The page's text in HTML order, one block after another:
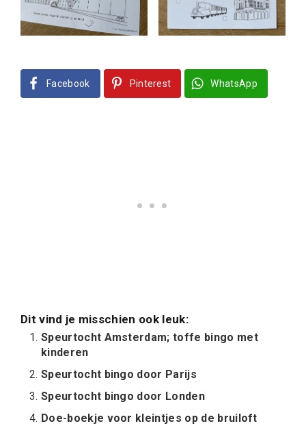
Facebook Pinterest WhatsApp
Dit vind je misschien ook leuk:
Speurtocht Amsterdam; toffe bingo met
kinderen
Speurtocht bingo door Parijs
Speurtocht bingo door Londen
Doe-boekje voor kleintjes op de bruiloft